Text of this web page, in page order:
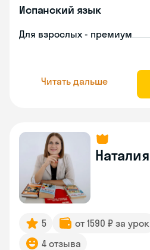
Испанский язык
Для взрослых - премиум
Читать дальше
Наталия
5 от 1590 ₽ за урок
4 отзыва